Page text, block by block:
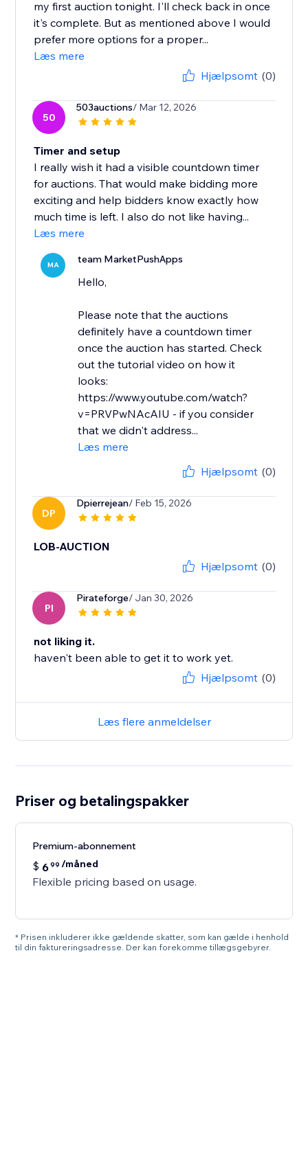
my first auction tonight. I'll check back in once
it's complete. But as mentioned above I would
prefer more options for a proper...
Læs mere
Hjælpsomt (0)
50
503auctions/ Mar 12, 2026
Timer and setup
I really wish it had a visible countdown timer
for auctions. That would make bidding more
exciting and help bidders know exactly how
much time is left. I also do not like having...
Læs mere
MA team MarketPushApps
Hello,
Please note that the auctions
definitely have a countdown timer
once the auction has started. Check
out the tutorial video on how it
looks:
https://www.youtube.com/watch?
v=PRVPwNAcAIU - if you consider
that we didn't address...
Læs mere
Hjælpsomt (0)
DP
Dpierrejean/ Feb 15, 2026
LOB-AUCTION
Hjælpsomt (0)
PI
Pirateforge/ Jan 30, 2026
not liking it.
haven't been able to get it to work yet.
Hjælpsomt (0)
Læs flere anmeldelser
Priser og betalingspakker
Premium-abonnement
$ 699 /måned
Flexible pricing based on usage.
* Prisen inkluderer ikke gældende skatter, som kan gælde i henhold
til din faktureringsadresse. Der kan forekomme tillægsgebyrer.